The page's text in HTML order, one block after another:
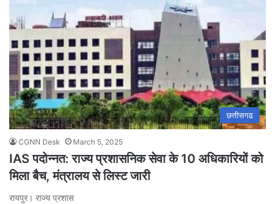
छत्तीसगढ
CGNN Desk March 5, 2025
IAS पदोन्नत: राज्य प्रशासनिक सेवा के 10 अधिकारियों को
मिला बैच, मंत्रालय से लिस्ट जारी
रायपुर। राज्य प्रशास